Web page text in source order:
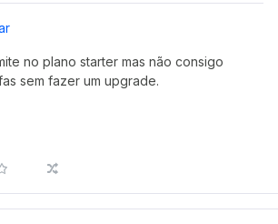
no plano starter mas não consigo
sem fazer um upgrade.